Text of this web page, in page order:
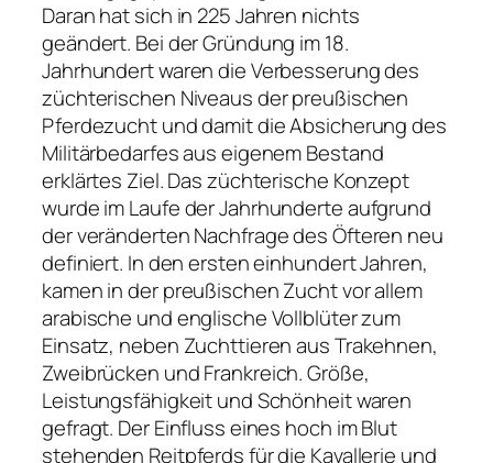
Daran hat sich in 225 Jahren nichts
geändert. Bei der Gründung im 18.
Jahrhundert waren die Verbesserung des
züchterischen Niveaus der preußischen
Pferdezucht und damit die Absicherung des
Militärbedarfes aus eigenem Bestand
erklärtes Ziel. Das züchterische Konzept
wurde im Laufe der Jahrhunderte aufgrund
der veränderten Nachfrage des Öfteren neu
definiert. In den ersten einhundert Jahren,
kamen in der preußischen Zucht vor allem
arabische und englische Vollblüter zum
Einsatz, neben Zuchttieren aus Trakehnen,
Zweibrücken und Frankreich. Größe,
Leistungsfähigkeit und Schönheit waren
gefragt. Der Einfluss eines hoch im Blut
stehenden Reitpferds für die Kavallerie und